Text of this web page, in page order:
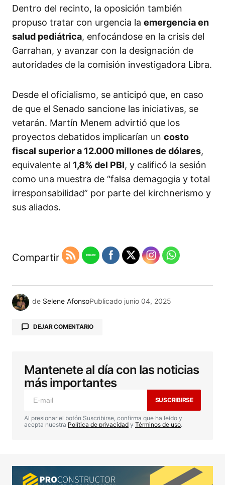
Dentro del recinto, la oposición también
propuso tratar con urgencia la emergencia en
salud pediátrica, enfocándose en la crisis del
Garrahan, y avanzar con la designación de
autoridades de la comisión investigadora Libra.
Desde el oficialismo, se anticipó que, en caso
de que el Senado sancione las iniciativas, se
vetarán. Martín Menem advirtió que los
proyectos debatidos implicarían un costo
fiscal superior a 12.000 millones de dólares,
equivalente al 1,8% del PBI, y calificó la sesión
como una muestra de “falsa demagogia y total
irresponsabilidad” por parte del kirchnerismo y
sus aliados.
Compartir
de Selene AfonsoPublicado junio 04, 2025
DEJAR COMENTARIO
Tu dirección de correo electrónico no será
publicada. Los campos obligatorios están
marcados con *
Comentario*
Your Name*
Mantenete al día con las noticias
más importantes
SUSCRIBIRSE
Al presionar el botón Suscribirse, confirma que ha leído y
acepta nuestra Política de privacidad y Términos de uso.